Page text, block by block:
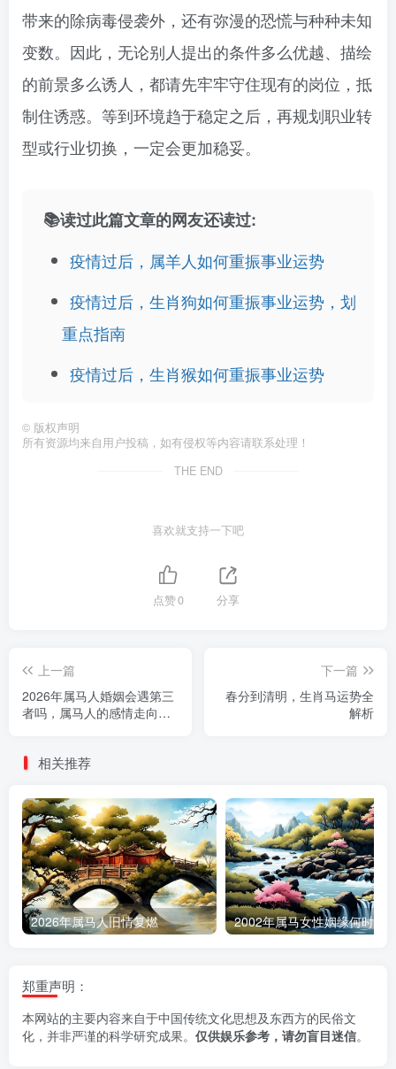
带来的除病毒侵袭外，还有弥漫的恐慌与种种未知
变数。因此，无论别人提出的条件多么优越、描绘
的前景多么诱人，都请先牢牢守住现有的岗位，抵
制住诱惑。等到环境趋于稳定之后，再规划职业转
型或行业切换，一定会更加稳妥。
📚读过此篇文章的网友还读过:
疫情过后，属羊人如何重振事业运势
疫情过后，生肖狗如何重振事业运势，划
重点指南
疫情过后，生肖猴如何重振事业运势
© 版权声明
所有资源均来自用户投稿，如有侵权等内容请联系处理！
THE END
喜欢就支持一下吧
点赞0 分享
上一篇
2026年属马人婚姻会遇第三
者吗，属马人的感情走向如
下一篇
春分到清明，生肖马运势全
解析
相关推荐
2026年属马人旧情复燃 2002年属马女性姻缘何时降
郑重声明：
本网站的主要内容来自于中国传统文化思想及东西方的民俗文
化，并非严谨的科学研究成果。 仅供娱乐参考，请勿盲目迷信。